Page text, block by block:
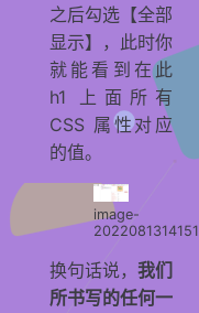
之后勾选【全部
显示】，此时你
就能看到在此
h1 上面所有
CSS 属性对应
的值。
image-
换句话说， 我们
所书写的任何一